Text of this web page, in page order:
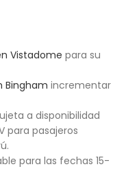
Vistadome para su
Bingham incrementar
a disponibilidad
para pasajeros
para las fechas 15-